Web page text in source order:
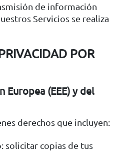
de información
Servicios se realiza
POR
Europea (EEE) y del
derechos que incluyen:
solicitar copias de tus